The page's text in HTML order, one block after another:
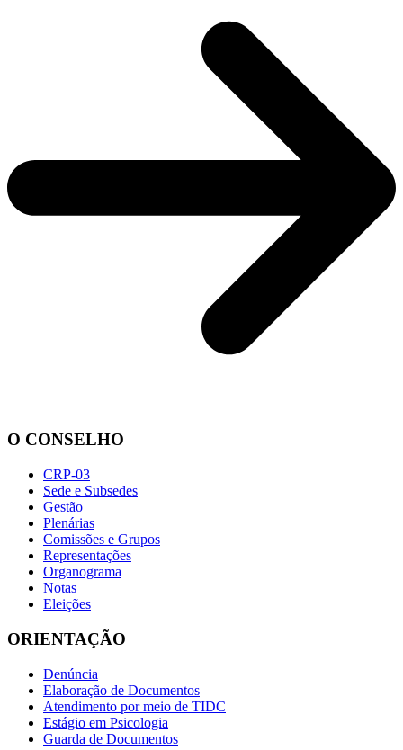
O CONSELHO
CRP-03
Sede e Subsedes
Gestão
Plenárias
Comissões e Grupos
Representações
Organograma
Notas
Eleições
ORIENTAÇÃO
Denúncia
Elaboração de Documentos
Atendimento por meio de TIDC
Estágio em Psicologia
Guarda de Documentos